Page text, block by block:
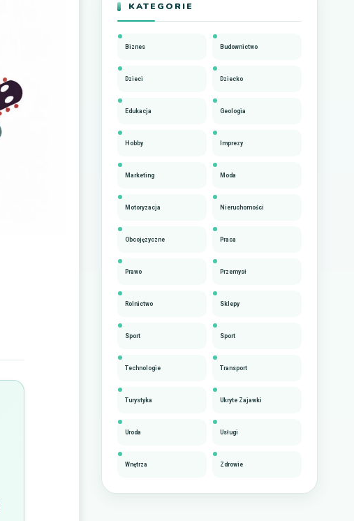
KATEGORIE
Biznes Budownictwo
Dzieci Dziecko
Edukacja Geologia
Hobby Imprezy
Marketing Moda
Motoryzacja Nieruchomości
Obcojęzyczne Praca
Prawo Przemysł
Rolnictwo Sklepy
Sport Sport
Technologie Transport
Turystyka Ukryte Zajawki
Uroda Usługi
Wnętrza Zdrowie